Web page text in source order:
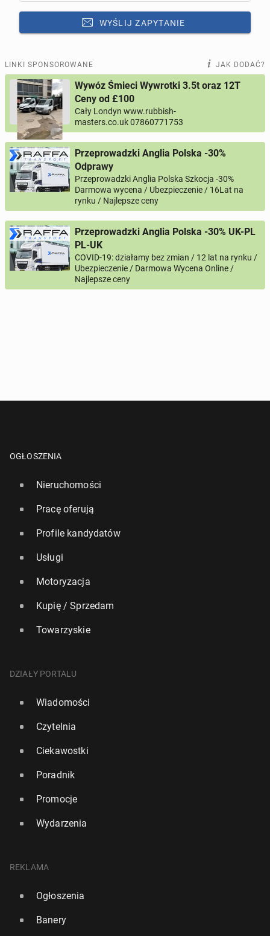
WYŚLIJ ZAPYTANIE
Odpowiedz na ofertę tego ogłoszenia
Wiadomość
Imię i nazwisko
Twój email
LINKI SPONSOROWANE JAK DODAĆ?
Wywóz Śmieci Wywrotki 3.5t oraz 12T
Ceny od £100
Cały Londyn www.rubbish-
masters.co.uk 07860771753
Przeprowadzki Anglia Polska -30%
Odprawy
Przeprowadzki Anglia Polska Szkocja -30%
Darmowa wycena / Ubezpieczenie / 16Lat na
rynku / Najlepsze ceny
Przeprowadzki Anglia Polska -30% UK-PL
PL-UK
COVID-19: działamy bez zmian / 12 lat na rynku /
Ubezpieczenie / Darmowa Wycena Online /
Najlepsze ceny
OGŁOSZENIA
Nieruchomości
Pracę oferują
Profile kandydatów
Usługi
Motoryzacja
Kupię / Sprzedam
Towarzyskie
DZIAŁY PORTALU
Wiadomości
Czytelnia
Ciekawostki
Poradnik
Promocje
Wydarzenia
REKLAMA
Ogłoszenia
Banery